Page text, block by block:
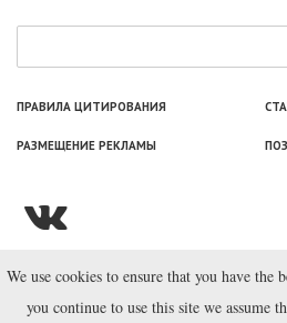
ПРАВИЛА ЦИТИРОВАНИЯ
РАЗМЕЩЕНИЕ РЕКЛАМЫ
© ООО «Лаборатория
We use cookies to ensure that you have the
you continue to use this site we assume